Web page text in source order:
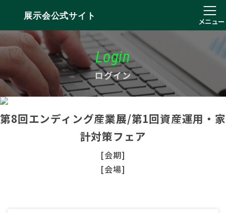
展示会公式サイト
メニュー
Login
ログイン
第8回エンディング産業展/第1回資産運用・家
計対策フェア
[会期]
[会場]